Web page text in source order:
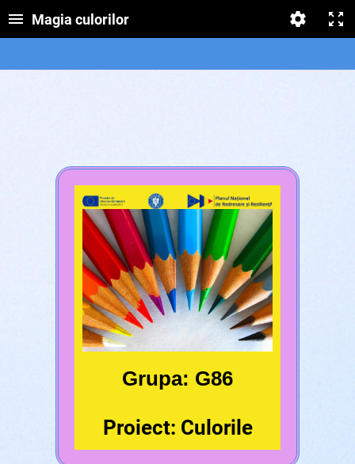
Magia culorilor
Grupa: G86
Proiect: Culorile